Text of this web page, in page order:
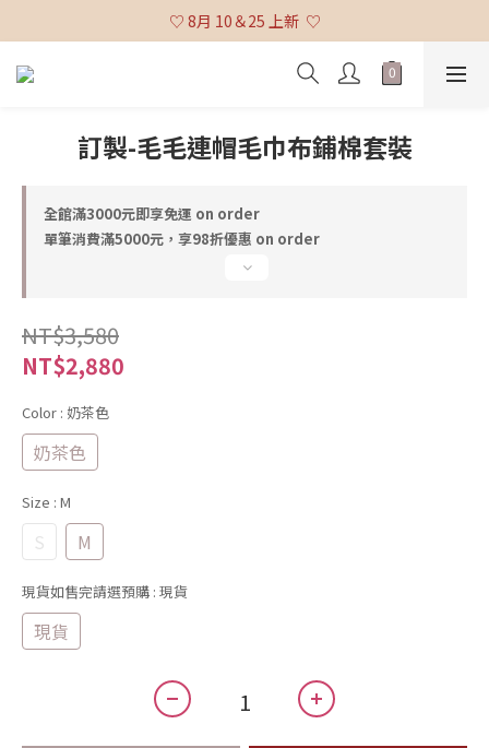
♡ 全館消費滿 $3,000 免運 (不含貨到付款及海外配送) ♡
♡ 8月 10＆25 上新  ♡
♡ 全館消費滿 $3,000 免運 (不含貨到付款及海外配送) ♡
訂製-毛毛連帽毛巾布鋪棉套裝
全館滿3000元即享免運 on order
單筆消費滿5000元，享98折優惠 on order
NT$3,580
NT$2,880
Color : 奶茶色
奶茶色
Size : M
S M
現貨如售完請選預購 : 現貨
現貨